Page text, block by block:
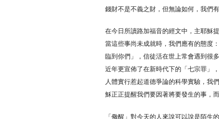
錢財不是不義之財，但無論如何，我們
在今日所讀路加福音的經文中，主耶穌
當這些事尚未成就時，我們應有的態度
臨到你們」，信徒活在世上常會遇到很
近年更宣佈了在新時代下的「七宗罪」
人體實行惹起道德爭論的科學實驗，我
穌正正提醒我們要因著將要發生的事，
「儆醒」對今天的人來說可以說是陌